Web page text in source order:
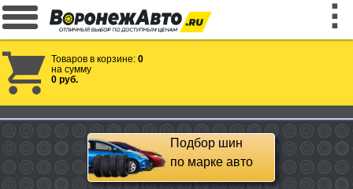
Товаров в корзине: 0
на сумму
0 руб.
Подбор шин
по марке авто